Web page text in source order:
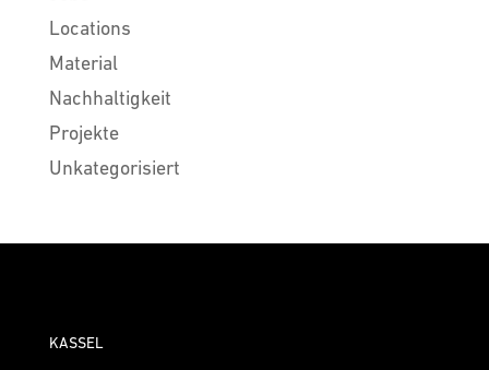
Locations
Material
Nachhaltigkeit
Projekte
Unkategorisiert
KASSEL